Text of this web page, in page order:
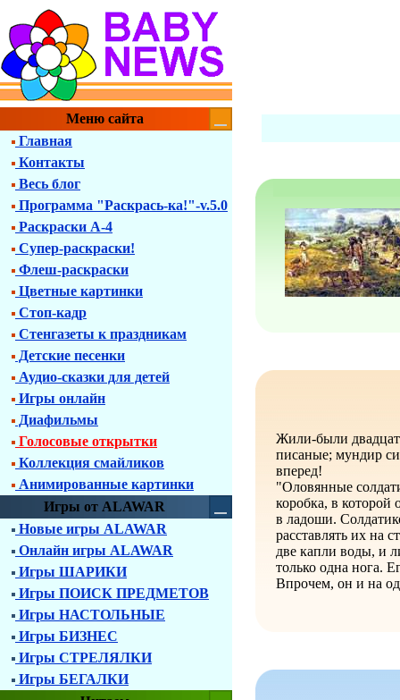
Меню сайта
Главная
Контакты
Весь блог
Программа "Раскрась-ка!"-v.5.0
Раскраски А-4
Супер-раскраски!
Флеш-раскраски
Цветные картинки
Стоп-кадр
Стенгазеты к праздникам
Детские песенки
Аудио-сказки для детей
Игры онлайн
Диафильмы
Голосовые открытки
Коллекция смайликов
Анимированные картинки
Игры от ALAWAR
Новые игры ALAWAR
Онлайн игры ALAWAR
Игры ШАРИКИ
Игры ПОИСК ПРЕДМЕТОВ
Игры НАСТОЛЬНЫЕ
Игры БИЗНЕС
Игры СТРЕЛЯЛКИ
Игры БЕГАЛКИ
Жили-были
писаные; мундир
вперед!
"Оловянные
коробка, в которой
в ладоши.
расставлять их на
две капли воды, и
только одна нога.
Впрочем, он и на